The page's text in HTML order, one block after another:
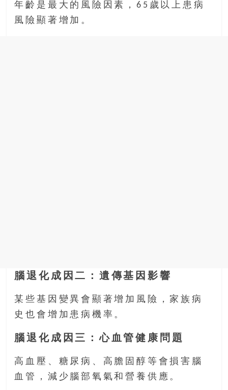
年齡是最大的風險因素，65歲以上患病
風險顯著增加。
腦退化成因二：遺傳基因影響
某些基因變異會顯著增加風險，家族病
史也會增加患病機率。
腦退化成因三：心血管健康問題
高血壓、糖尿病、高膽固醇等會損害腦
血管，減少腦部氧氣和營養供應。